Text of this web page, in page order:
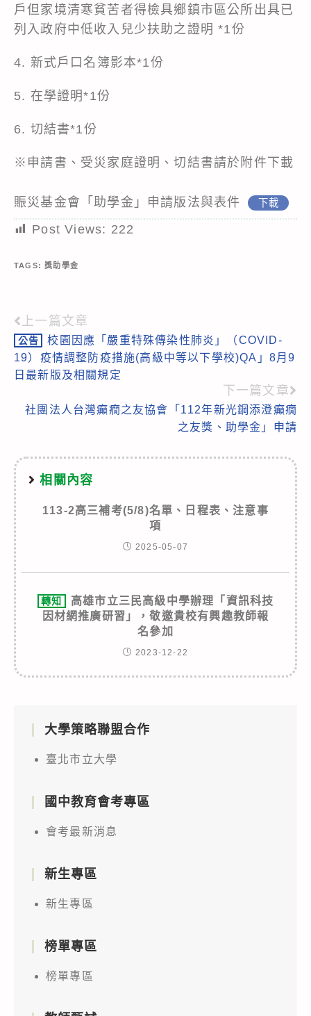
戶但家境清寒貧苦者得檢具鄉鎮市區公所出具已
列入政府中低收入兒少扶助之證明 *1份
4. 新式戶口名簿影本*1份
5. 在學證明*1份
6. 切結書*1份
※申請書、受災家庭證明、切結書請於附件下載
賑災基金會「助學金」申請版法與表件 下載
Post Views: 222
TAGS:獎助學金
Read
more
articles
上一篇文章
公告
校園因應「嚴重特殊傳染性肺炎」（COVID-
19）疫情調整防疫措施(高級中等以下學校)QA」8月9
日最新版及相關規定
下一篇文章
社團法人台灣癲癇之友協會「112年新光鋼添澄癲癇
之友獎、助學金」申請
相關內容
113-2高三補考(5/8)名單、日程表、注意事
項
2025-05-07
轉知
高雄市立三民高級中學辦理「資訊科技
因材網推廣研習」，敬邀貴校有興趣教師報
名參加
2023-12-22
大學策略聯盟合作
臺北市立大學
國中教育會考專區
會考最新消息
新生專區
新生專區
榜單專區
榜單專區